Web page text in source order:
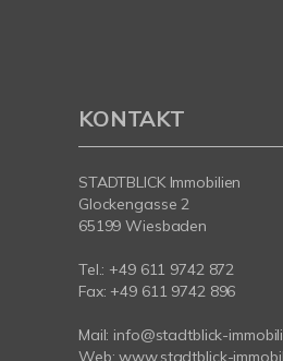
KONTAKT
STADTBLICK Immobilien
Glockengasse 2
65199 Wiesbaden
Tel.: +49 611 9742 872
Fax: +49 611 9742 896
Mail: info@stadtblick-
Web:www.stadtblick-